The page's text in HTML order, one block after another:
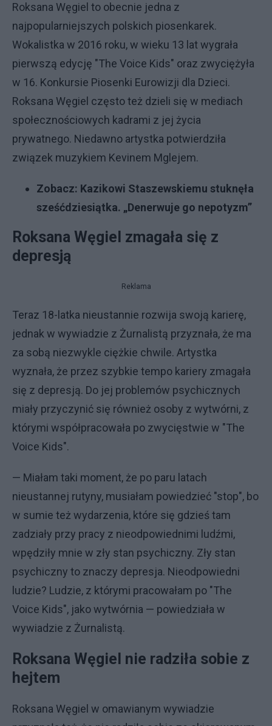
Roksana Węgiel to obecnie jedna z
najpopularniejszych polskich piosenkarek.
Wokalistka w 2016 roku, w wieku 13 lat wygrała
pierwszą edycję "The Voice Kids" oraz zwyciężyła
w 16. Konkursie Piosenki Eurowizji dla Dzieci.
Roksana Węgiel często też dzieli się w mediach
społecznościowych kadrami z jej życia
prywatnego. Niedawno artystka potwierdziła
związek muzykiem Kevinem Mglejem.
Zobacz: Kazikowi Staszewskiemu stuknęła
sześćdziesiątka. „Denerwuje go nepotyzm”
Roksana Węgiel zmagała się z
depresją
Reklama
Teraz 18-latka nieustannie rozwija swoją karierę,
jednak w wywiadzie z Żurnalistą przyznała, że ma
za sobą niezwykle ciężkie chwile. Artystka
wyznała, że przez szybkie tempo kariery zmagała
się z depresją. Do jej problemów psychicznych
miały przyczynić się również osoby z wytwórni, z
którymi współpracowała po zwycięstwie w "The
Voice Kids".
— Miałam taki moment, że po paru latach
nieustannej rutyny, musiałam powiedzieć "stop", bo
w sumie też wydarzenia, które się gdzieś tam
zadziały przy pracy z nieodpowiednimi ludźmi,
wpędziły mnie w zły stan psychiczny. Zły stan
psychiczny to znaczy depresja. Nieodpowiedni
ludzie? Ludzie, z którymi pracowałam po "The
Voice Kids", jako wytwórnia — powiedziała w
wywiadzie z Żurnalistą.
Roksana Węgiel nie radziła sobie z
hejtem
Roksana Węgiel w omawianym wywiadzie